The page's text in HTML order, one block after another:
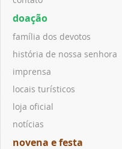
doação
família dos devotos
história de nossa senhora
imprensa
locais turísticos
loja oficial
notícias
novena e festa